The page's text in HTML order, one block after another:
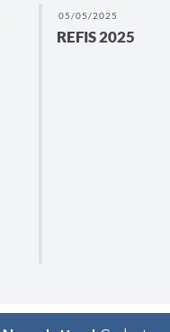
05/05/2025
REFIS 2025